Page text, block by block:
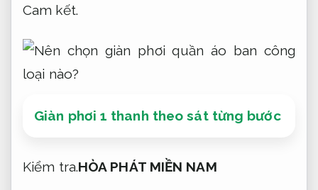
Cam kết.
Giàn phơi 1 thanh theo sát từng bước
Kiểm tra.HÒA PHÁT MIỀN NAM